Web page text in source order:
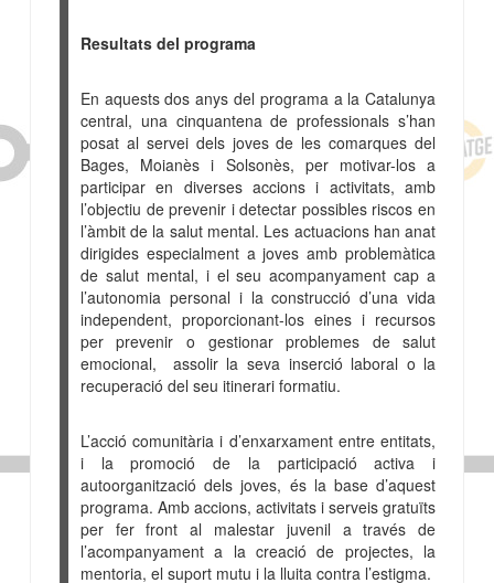
Resultats del programa
En aquests dos anys del programa a la Catalunya
central, una cinquantena de professionals s’han
posat al servei dels joves de les comarques del
Bages, Moianès i Solsonès, per motivar-los a
participar en diverses accions i activitats, amb
l’objectiu de prevenir i detectar possibles riscos en
l’àmbit de la salut mental. Les actuacions han anat
dirigides especialment a joves amb problemàtica
de salut mental, i el seu acompanyament cap a
l’autonomia personal i la construcció d’una vida
independent, proporcionant-los eines i recursos
per prevenir o gestionar problemes de salut
emocional, assolir la seva inserció laboral o la
recuperació del seu itinerari formatiu.
L’acció comunitària i d’enxarxament entre entitats,
i la promoció de la participació activa i
autoorganització dels joves, és la base d’aquest
programa. Amb accions, activitats i serveis gratuïts
per fer front al malestar juvenil a través de
l’acompanyament a la creació de projectes, la
mentoria, el suport mutu i la lluita contra l’estigma.